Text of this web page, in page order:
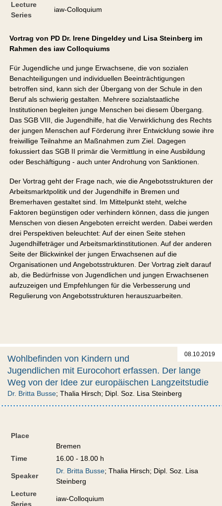
Lecture
Series
iaw-Colloquium
Vortrag von PD Dr. Irene Dingeldey und Lisa Steinberg im
Rahmen des iaw Colloquiums
Für Jugendliche und junge Erwachsene, die von sozialen
Benachteiligungen und individuellen Beeinträchtigungen
betroffen sind, kann sich der Übergang von der Schule in den
Beruf als schwierig gestalten. Mehrere sozialstaatliche
Institutionen begleiten junge Menschen bei diesem Übergang.
Das SGB VIII, die Jugendhilfe, hat die Verwirklichung des Rechts
der jungen Menschen auf Förderung ihrer Entwicklung sowie ihre
freiwillige Teilnahme an Maßnahmen zum Ziel. Dagegen
fokussiert das SGB II primär die Vermittlung in eine Ausbildung
oder Beschäftigung - auch unter Androhung von Sanktionen.
Der Vortrag geht der Frage nach, wie die Angebotsstrukturen der
Arbeitsmarktpolitik und der Jugendhilfe in Bremen und
Bremerhaven gestaltet sind. Im Mittelpunkt steht, welche
Faktoren begünstigen oder verhindern können, dass die jungen
Menschen von diesen Angeboten erreicht werden. Dabei werden
drei Perspektiven beleuchtet: Auf der einen Seite stehen
Jugendhilfeträger und Arbeitsmarktinstitutionen. Auf der anderen
Seite der Blickwinkel der jungen Erwachsenen auf die
Organisationen und Angebotsstrukturen. Der Vortrag zielt darauf
ab, die Bedürfnisse von Jugendlichen und jungen Erwachsenen
aufzuzeigen und Empfehlungen für die Verbesserung und
Regulierung von Angebotsstrukturen herauszuarbeiten.
08.10.2019
Wohlbefinden von Kindern und
Jugendlichen mit Eurocohort erfassen. Der lange
Weg von der Idee zur europäischen Langzeitstudie
Dr. Britta Busse; Thalia Hirsch; Dipl. Soz. Lisa Steinberg
Place
Bremen
Time
16.00 - 18.00 h
Speaker
Dr. Britta Busse; Thalia Hirsch; Dipl. Soz. Lisa
Steinberg
Lecture
Series
iaw-Colloquium